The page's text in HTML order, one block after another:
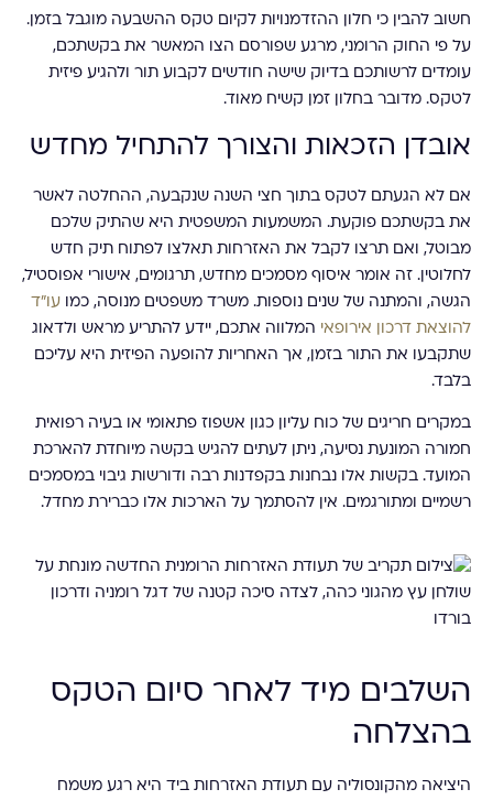
חשוב להבין כי חלון ההזדמנויות לקיום טקס ההשבעה מוגבל בזמן.
על פי החוק הרומני, מרגע שפורסם הצו המאשר את בקשתכם,
עומדים לרשותכם בדיוק שישה חודשים לקבוע תור ולהגיע פיזית
לטקס. מדובר בחלון זמן קשיח מאוד.
אובדן הזכאות והצורך להתחיל מחדש
אם לא הגעתם לטקס בתוך חצי השנה שנקבעה, ההחלטה לאשר
את בקשתכם פוקעת. המשמעות המשפטית היא שהתיק שלכם
מבוטל, ואם תרצו לקבל את האזרחות תאלצו לפתוח תיק חדש
לחלוטין. זה אומר איסוף מסמכים מחדש, תרגומים, אישורי אפוסטיל,
הגשה, והמתנה של שנים נוספות. משרד משפטים מנוסה, כמו עו"ד
להוצאת דרכון אירופאי המלווה אתכם, יידע להתריע מראש ולדאוג
שתקבעו את התור בזמן, אך האחריות להופעה הפיזית היא עליכם
בלבד.
במקרים חריגים של כוח עליון כגון אשפוז פתאומי או בעיה רפואית
חמורה המונעת נסיעה, ניתן לעתים להגיש בקשה מיוחדת להארכת
המועד. בקשות אלו נבחנות בקפדנות רבה ודורשות גיבוי במסמכים
רשמיים ומתורגמים. אין להסתמך על הארכות אלו כברירת מחדל.
השלבים מיד לאחר סיום הטקס
בהצלחה
היציאה מהקונסוליה עם תעודת האזרחות ביד היא רגע משמח